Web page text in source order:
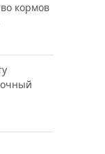
кормов